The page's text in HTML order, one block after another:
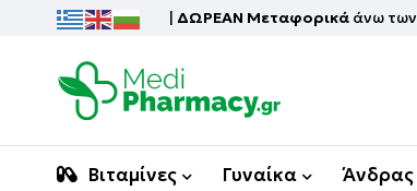
| ΔΩΡΕΑΝ Μεταφορικά άνω
Βιταμίνες Γυναίκα Άνδρας